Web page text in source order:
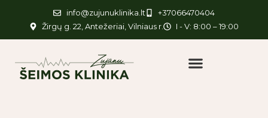
info@zujunuklinika.lt
+37066470404
Žirgų g. 22, Antežeriai, Vilniaus r.
I - V: 8:00 – 19:00